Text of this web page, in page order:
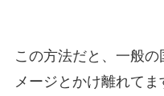
この方法だと、一般
メージとかけ離れて